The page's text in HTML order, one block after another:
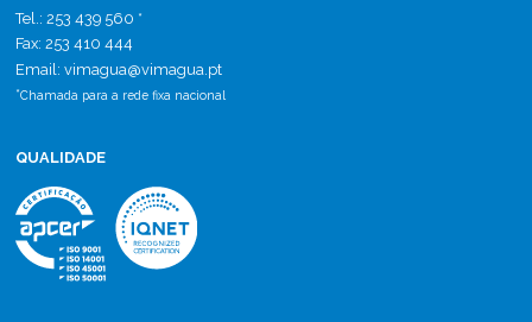
Tel.: 253 439 560 *
Fax: 253 410 444
Email: vimagua@vimagua.pt
*Chamada para a rede fixa nacional
QUALIDADE